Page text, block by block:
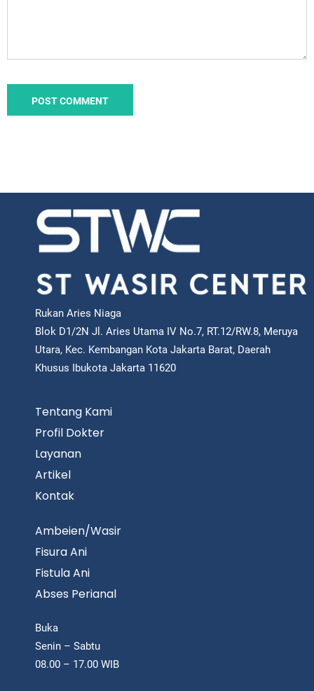
Rukan Aries Niaga
Blok D1/2N Jl. Aries Utama IV No.7, RT.12/RW.8, Meruya
Utara, Kec. Kembangan Kota Jakarta Barat, Daerah
Khusus Ibukota Jakarta 11620
Tentang Kami
Profil Dokter
Layanan
Artikel
Kontak
Ambeien/Wasir
Fisura Ani
Fistula Ani
Abses Perianal
Buka
Senin – Sabtu
08.00 – 17.00 WIB